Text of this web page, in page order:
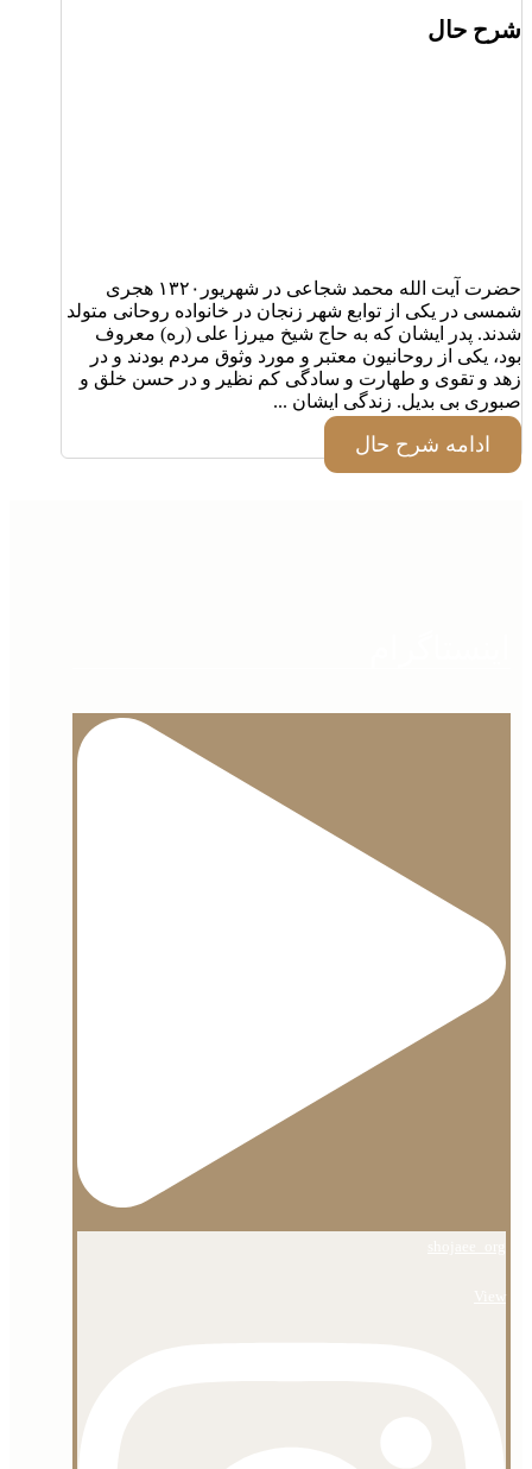
شرح حال
حضرت آیت الله محمد شجاعی در شهریور۱۳۲۰ هجری
شمسی در یکی از توابع شهر زنجان در خانواده روحانی متولد
شدند. پدر ایشان که به حاج شیخ میرزا علی (ره) معروف
بود، یکی از روحانیون معتبر و مورد وثوق مردم بودند و در
زهد و تقوی و طهارت و سادگی کم نظیر و در حسن خلق و
صبوری بی بدیل. زندگی ایشان ...
ادامه شرح حال